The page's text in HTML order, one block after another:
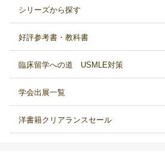
シリーズから探す
好評参考書・教科書
臨床留学への道 USMLE対策
学会出展一覧
洋書籍クリアランスセール